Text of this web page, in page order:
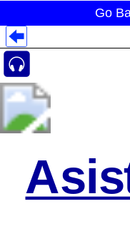
Go
Despliegues
Despliegues
Despliegues por